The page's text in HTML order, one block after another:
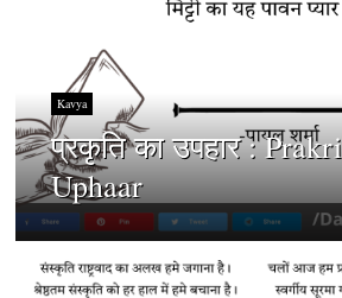
Kavya
प्रकृति का उपहार :
Uphaar